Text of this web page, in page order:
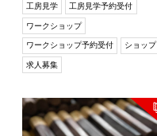
工房見学 工房見学予約受付
ワークショップ
ワークショップ予約受付 ショップ
求人募集